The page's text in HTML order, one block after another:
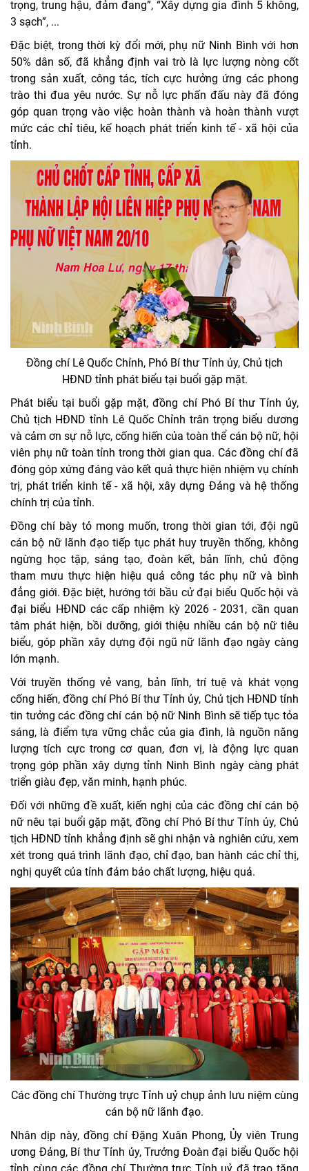
trọng, trung hậu, đảm đang”, “Xây dựng gia đình 5 không,
3 sạch”, ...
Đặc biệt, trong thời kỳ đổi mới, phụ nữ Ninh Bình với hơn
50% dân số, đã khẳng định vai trò là lực lượng nòng cốt
trong sản xuất, công tác, tích cực hưởng ứng các phong
trào thi đua yêu nước. Sự nỗ lực phấn đấu này đã đóng
góp quan trọng vào việc hoàn thành và hoàn thành vượt
mức các chỉ tiêu, kế hoạch phát triển kinh tế - xã hội của
tỉnh.
Đồng chí Lê Quốc Chỉnh, Phó Bí thư Tỉnh ủy, Chủ tịch
HĐND tỉnh phát biểu tại buổi gặp mặt.
Phát biểu tại buổi gặp mặt, đồng chí Phó Bí thư Tỉnh ủy,
Chủ tịch HĐND tỉnh Lê Quốc Chỉnh trân trọng biểu dương
và cảm ơn sự nỗ lực, cống hiến của toàn thể cán bộ nữ, hội
viên phụ nữ toàn tỉnh trong thời gian qua. Các đồng chí đã
đóng góp xứng đáng vào kết quả thực hiện nhiệm vụ chính
trị, phát triển kinh tế - xã hội, xây dựng Đảng và hệ thống
chính trị của tỉnh.
Đồng chí bày tỏ mong muốn, trong thời gian tới, đội ngũ
cán bộ nữ lãnh đạo tiếp tục phát huy truyền thống, không
ngừng học tập, sáng tạo, đoàn kết, bản lĩnh, chủ động
tham mưu thực hiện hiệu quả công tác phụ nữ và bình
đẳng giới. Đặc biệt, hướng tới bầu cử đại biểu Quốc hội và
đại biểu HĐND các cấp nhiệm kỳ 2026 - 2031, cần quan
tâm phát hiện, bồi dưỡng, giới thiệu nhiều cán bộ nữ tiêu
biểu, góp phần xây dựng đội ngũ nữ lãnh đạo ngày càng
lớn mạnh.
Với truyền thống vẻ vang, bản lĩnh, trí tuệ và khát vọng
cống hiến, đồng chí Phó Bí thư Tỉnh ủy, Chủ tịch HĐND tỉnh
tin tưởng các đồng chí cán bộ nữ Ninh Bình sẽ tiếp tục tỏa
sáng, là điểm tựa vững chắc của gia đình, là nguồn năng
lượng tích cực trong cơ quan, đơn vị, là động lực quan
trọng góp phần xây dựng tỉnh Ninh Bình ngày càng phát
triển giàu đẹp, văn minh, hạnh phúc.
Đối với những đề xuất, kiến nghị của các đồng chí cán bộ
nữ nêu tại buổi gặp mặt, đồng chí Phó Bí thư Tỉnh ủy, Chủ
tịch HĐND tỉnh khẳng định sẽ ghi nhận và nghiên cứu, xem
xét trong quá trình lãnh đạo, chỉ đạo, ban hành các chỉ thị,
nghị quyết của tỉnh đảm bảo chất lượng, hiệu quả.
Các đồng chí Thường trực Tỉnh uỷ chụp ảnh lưu niệm cùng
cán bộ nữ lãnh đạo.
Nhân dịp này, đồng chí Đặng Xuân Phong, Ủy viên Trung
ương Đảng, Bí thư Tỉnh ủy, Trưởng Đoàn đại biểu Quốc hội